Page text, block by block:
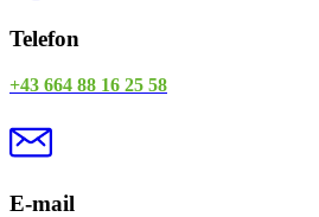
Telefon
+43 664 88 16 25 58
E-mail